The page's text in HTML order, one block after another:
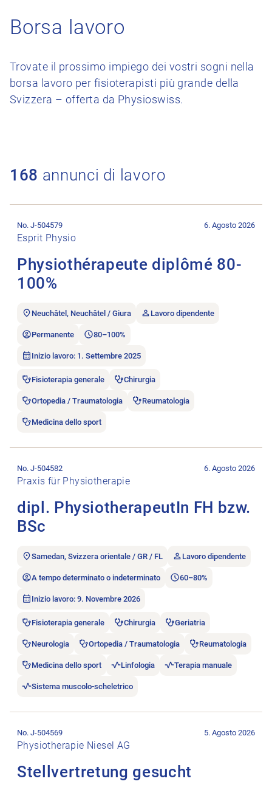
Borsa lavoro
Trovate il prossimo impiego dei vostri sogni nella
borsa lavoro per fisioterapisti più grande della
Svizzera – offerta da Physioswiss.
168 annunci di lavoro
Esprit Physio
Physiothérapeute diplômé 80-
100%
No. J-504579 6. Agosto 2026
Neuchâtel, Neuchâtel / Giura Lavoro dipendente
Permanente 80–100%
Inizio lavoro: 1. Settembre 2025
Fisioterapia generale Chirurgia
Ortopedia / Traumatologia Reumatologia
Medicina dello sport
Praxis für Physiotherapie
dipl. PhysiotherapeutIn FH bzw.
BSc
No. J-504582 6. Agosto 2026
Samedan, Svizzera orientale / GR / FL Lavoro dipendente
A tempo determinato o indeterminato 60–80%
Inizio lavoro: 9. Novembre 2026
Fisioterapia generale Chirurgia Geriatria
Neurologia Ortopedia / Traumatologia Reumatologia
Medicina dello sport Linfologia Terapia manuale
Sistema muscolo-scheletrico
Physiotherapie Niesel AG
Stellvertretung gesucht
No. J-504569 5. Agosto 2026